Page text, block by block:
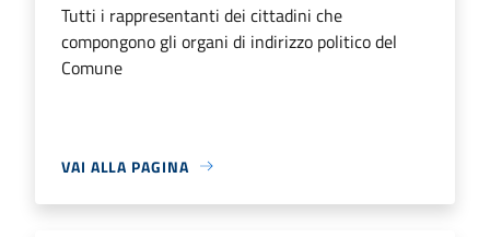
Tutti i rappresentanti dei cittadini che
compongono gli organi di indirizzo politico del
Comune
VAI ALLA PAGINA